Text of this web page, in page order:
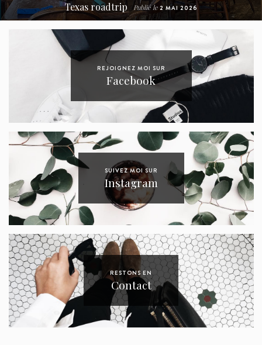
Découverte de l’Algarve Publié le20 MAI 2024
REJOIGNEZ MOI SUR
Facebook
SUIVEZ MOI SUR
Instagram
RESTONS EN
Contact